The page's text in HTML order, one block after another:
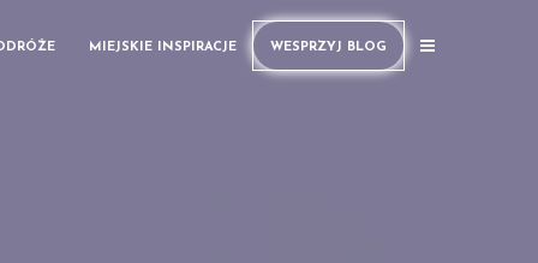
MIEJSKIE INSPIRACJE WESPRZYJ BLOG